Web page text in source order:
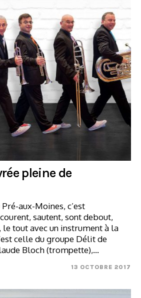
pleine de
aux-Moines, c’est
sautent, sont debout,
le tout avec un instrument à la
celle du groupe Délit de
Bloch (trompette),…
13 OCTOBRE 2017